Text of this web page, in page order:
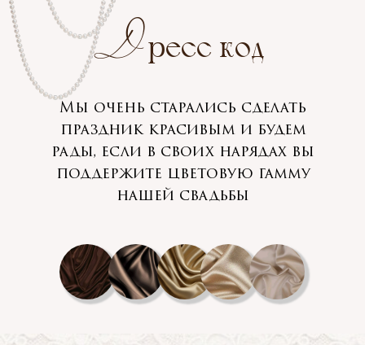
Мы очень старались сделать
праздник красивым и будем
рады, если в своих нарядах вы
поддержите цветовую гамму
нашей свадьбы
Д ресс код